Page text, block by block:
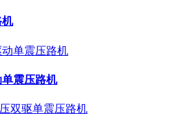
机
震压路机